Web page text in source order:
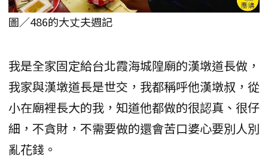
圖／486的大丈夫週記
我是全家固定給台北霞海城隍廟的漢墩道長做，
我家與漢墩道長是世交，我都稱呼他漢墩叔，從
小在廟裡長大的我，知道他都做的很認真、很仔
細，不貪財，不需要做的還會苦口婆心要別人別
亂花錢。